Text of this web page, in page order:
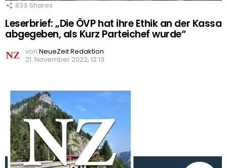
833 Shares
Leserbrief: „Die ÖVP hat ihre Ethik an der Kassa
abgegeben, als Kurz Parteichef wurde“
von NeueZeit Redaktion
21. November 2022, 12:13